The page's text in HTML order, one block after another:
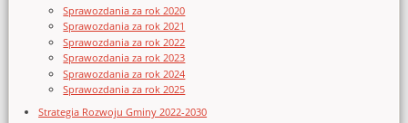
Sprawozdania za rok 2020
Sprawozdania za rok 2021
Sprawozdania za rok 2022
Sprawozdania za rok 2023
Sprawozdania za rok 2024
Sprawozdania za rok 2025
Strategia Rozwoju Gminy 2022-2030